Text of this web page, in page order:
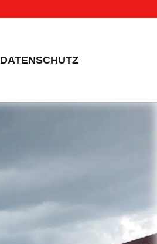
DATENSCHUTZ